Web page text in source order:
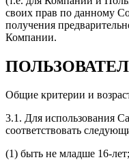
своих прав по данному
получения
Компании.
Общие критерии и
3.1. Для использования
соответствовать
(1) быть не младше 16-лет;